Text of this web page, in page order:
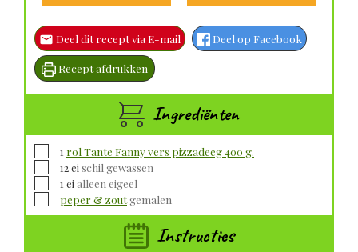
Deel dit recept via E-mail Deel op Facebook
Recept afdrukken
Ingrediënten
▢1 rol Tante Fanny vers pizzadeeg 400 g.
▢
12ei schil gewassen
▢1 ei alleen eigeel
▢
peper & zoutgemalen
Instructies